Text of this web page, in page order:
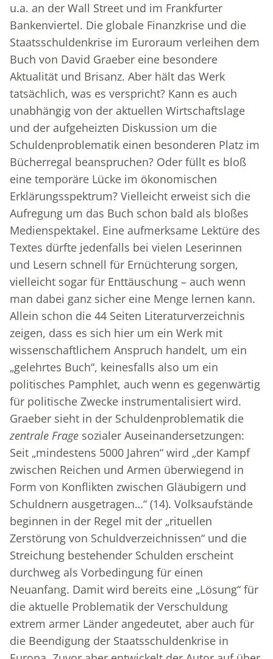
u.a. an der Wall Street und im Frankfurter
Bankenviertel. Die globale Finanzkrise und die
Staatsschuldenkrise im Euroraum verleihen dem
Buch von David Graeber eine besondere
Aktualität und Brisanz. Aber hält das Werk
tatsächlich, was es verspricht? Kann es auch
unabhängig von der aktuellen Wirtschaftslage
und der aufgeheizten Diskussion um die
Schuldenproblematik einen besonderen Platz im
Bücherregal beanspruchen? Oder füllt es bloß
eine temporäre Lücke im ökonomischen
Erklärungsspektrum? Vielleicht erweist sich die
Aufregung um das Buch schon bald als bloßes
Medienspektakel. Eine aufmerksame Lektüre des
Textes dürfte jedenfalls bei vielen Leserinnen
und Lesern schnell für Ernüchterung sorgen,
vielleicht sogar für Enttäuschung – auch wenn
man dabei ganz sicher eine Menge lernen kann.
Allein schon die 44 Seiten Literaturverzeichnis
zeigen, dass es sich hier um ein Werk mit
wissenschaftlichem Anspruch handelt, um ein
„gelehrtes Buch“, keinesfalls also um ein
politisches Pamphlet, auch wenn es gegenwärtig
für politische Zwecke instrumentalisiert wird.
Graeber sieht in der Schuldenproblematik die
zentrale Frage sozialer Auseinandersetzungen:
Seit „mindestens 5000 Jahren“ wird „der Kampf
zwischen Reichen und Armen überwiegend in
Form von Kon­flikten zwischen Gläubigern und
Schuldnern ausgetragen…“ (14). Volksaufstände
beginnen in der Regel mit der „rituellen
Zerstörung von Schuldverzeichnissen“ und die
Streichung bestehender Schulden erscheint
durchweg als Vorbedingung für einen
Neuanfang. Damit wird bereits eine „Lösung“ für
die aktuelle Problematik der Verschuldung
extrem armer Länder angedeutet, aber auch für
die Beendigung der Staatsschuldenkrise in